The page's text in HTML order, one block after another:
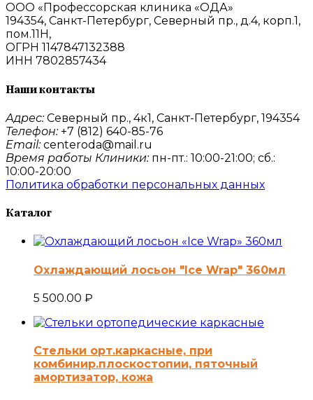
ООО «Профессорская клиника «ОДА»
194354, Санкт-Петербург, Северный пр., д.4, корп.1,
пом.11Н,
ОГРН 1147847132388
ИНН 7802857434
Наши контакты
Адрес:Северный пр., 4к1, Санкт-Петербург, 194354
Телефон:+7 (812) 640-85-76
Email:centeroda@mail.ru
Время работы Клиники:пн-пт.: 10:00-21:00; сб.:
10:00-20:00
Политика обработки персональных данных
Каталог
Охлаждающий лосьон "Ice Wrap" 360мл
5 500.00 ₽
Стельки орт.каркасные, при
комбинир.плоскостопии, пяточный
амортизатор, кожа